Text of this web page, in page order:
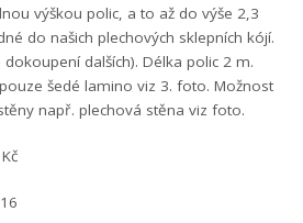
výškou polic, a to až do výše 2,3
do našich plechových sklepních kójí.
dalších). Délka polic 2 m.
šedé lamino viz 3. foto. Možnost
např. plechová stěna viz foto.